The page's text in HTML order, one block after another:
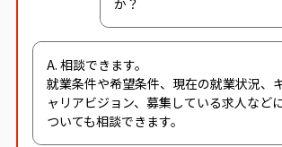
か？
A. 相談できます。
就業条件や希望条件、現在の就業状況、
ャリアビジョン、募集している求人など
ついても相談できます。